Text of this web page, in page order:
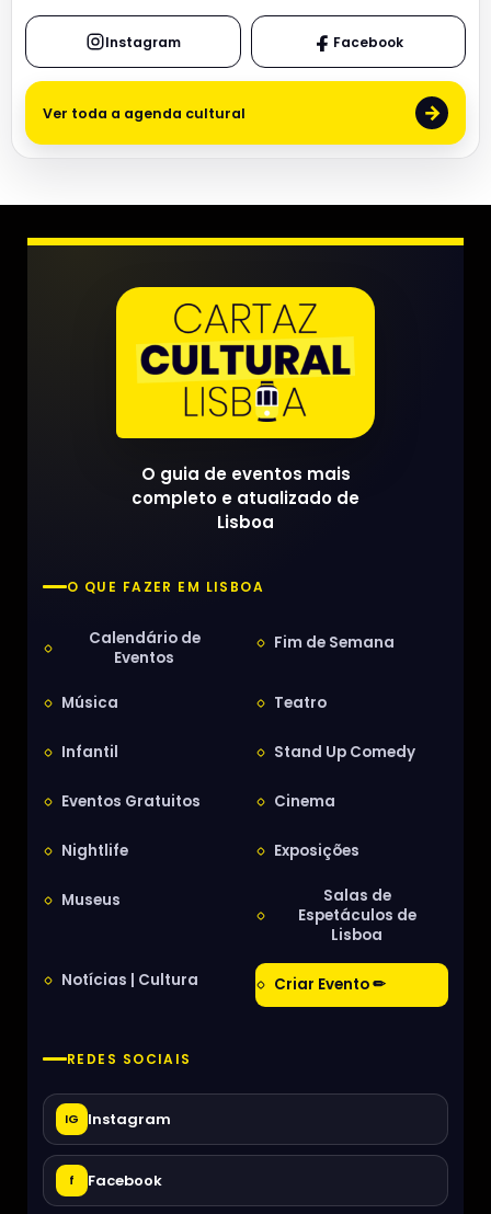
Instagram Facebook
Ver toda a agenda cultural →
O guia de eventos mais
completo e atualizado de
Lisboa
O QUE FAZER EM LISBOA
Calendário de
Eventos
Fim de Semana
Música Teatro
Infantil Stand Up Comedy
Eventos Gratuitos Cinema
Nightlife Exposições
Museus
Salas de
Espetáculos de
Lisboa
Notícias | Cultura Criar Evento ✏
REDES SOCIAIS
IG Instagram
f Facebook